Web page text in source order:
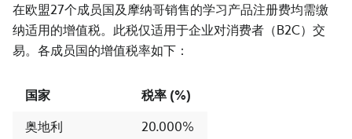
在欧盟27个成员国及摩纳哥销售的学习产品注册费均需缴
纳适用的增值税。此税仅适用于企业对消费者（B2C）交
易。各成员国的增值税率如下：
国家
税率 (%)
奥地利
20.000%